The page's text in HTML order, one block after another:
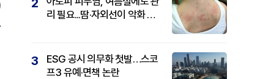
2
리 필요...땀·자외선이 악화 요
3
ESG 공시 의무화 첫발…스코
프3 유예·면책 논란